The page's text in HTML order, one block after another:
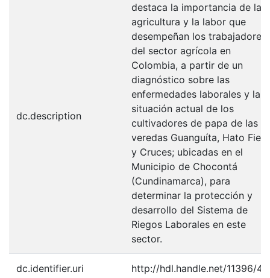
dc.description
destaca la importancia de la
agricultura y la labor que
desempeñan los trabajadores
del sector agrícola en
Colombia, a partir de un
diagnóstico sobre las
enfermedades laborales y la
situación actual de los
cultivadores de papa de las
veredas Guanguíta, Hato Fiero
y Cruces; ubicadas en el
Municipio de Chocontá
(Cundinamarca), para
determinar la protección y
desarrollo del Sistema de
Riegos Laborales en este
sector.
dc.identifier.uri http://hdl.handle.net/11396/